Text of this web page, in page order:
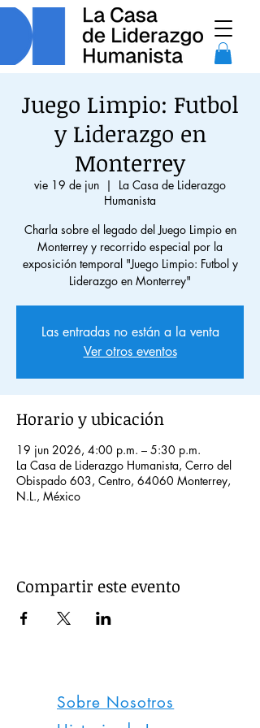
Juego Limpio: Futbol
y Liderazgo en
Monterrey
vie 19 de jun
  |
La Casa de Liderazgo
Humanista
Charla sobre el legado del Juego Limpio en
Monterrey y recorrido especial por la
exposición temporal "Juego Limpio: Futbol y
Liderazgo en Monterrey"
Las entradas no están a la venta
Ver otros eventos
Horario y ubicación
19 jun 2026, 4:00 p.m. – 5:30 p.m.
La Casa de Liderazgo Humanista, Cerro del
Obispado 603, Centro, 64060 Monterrey,
N.L., México
Compartir este evento
Sobre Nosotros